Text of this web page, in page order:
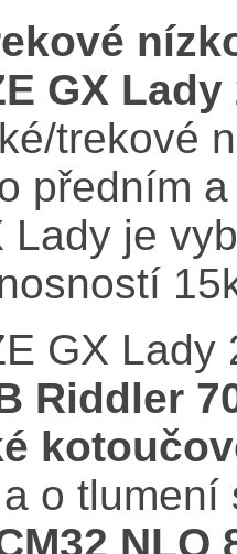
GX Lady
trekové
předním
Lady je
GX
Riddler
a o
NLO